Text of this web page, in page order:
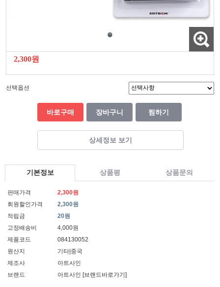
2,300원
선택옵션
바로구매 장바구니 찜하기
상세정보 보기
기본정보 상품평 상품문의
판매가격
2,300원
회원할인가격
2,300원
적립금
20원
고정배송비
4,000원
제품코드
084130052
원산지
기타|중국
제조사
아트사인
브랜드
아트사인 [브랜드바로가기]